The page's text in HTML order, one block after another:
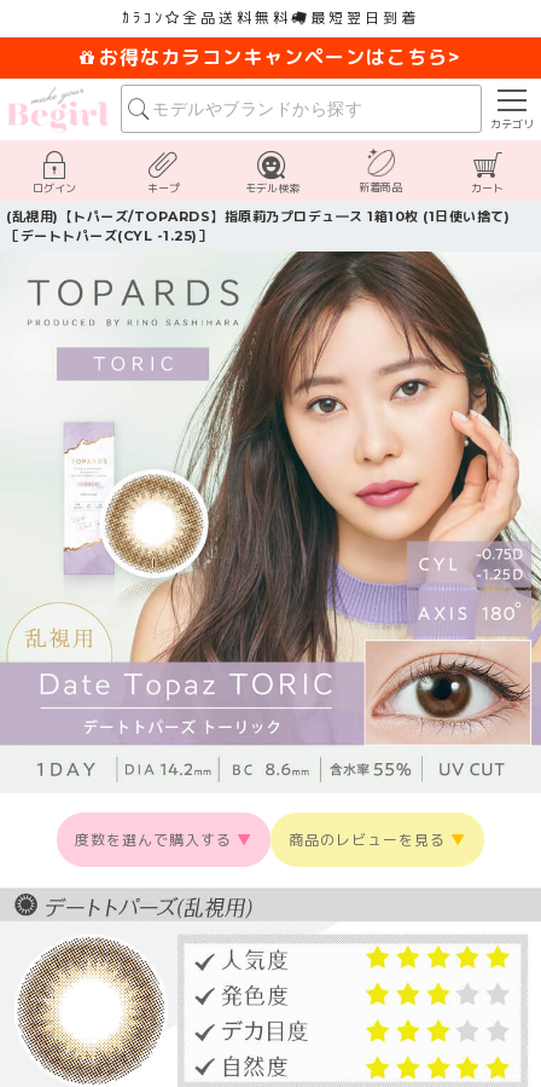
ｶﾗｺﾝ 全品送料無料 最短翌日到着
お得なカラコンキャンペーンはこちら>
カテゴリ
ログイン キープ モデル検索 新着商品 カート
(乱視用)【トパーズ/TOPARDS】指原莉乃プロデュ―ス 1箱10枚 (1日使い捨て)
［デートトパーズ(CYL -1.25)］
度数を選んで購入する ▼ 商品のレビューを見る ▼